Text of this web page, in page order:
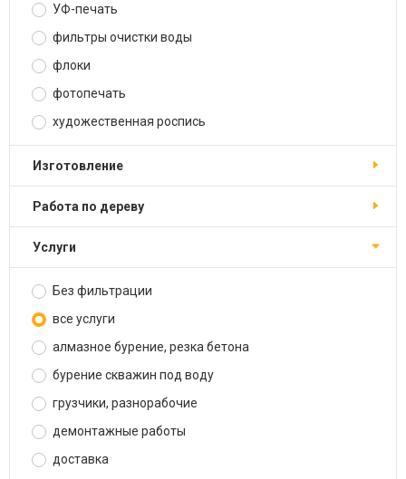
УФ-печать
фильтры очистки воды
флоки
фотопечать
художественная роспись
изготовление
работа по дереву
услуги
Без фильтрации
все услуги
алмазное бурение, резка бетона
бурение скважин под воду
грузчики, разнорабочие
демонтажные работы
доставка